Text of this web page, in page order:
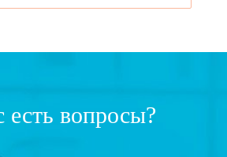
есть вопросы?